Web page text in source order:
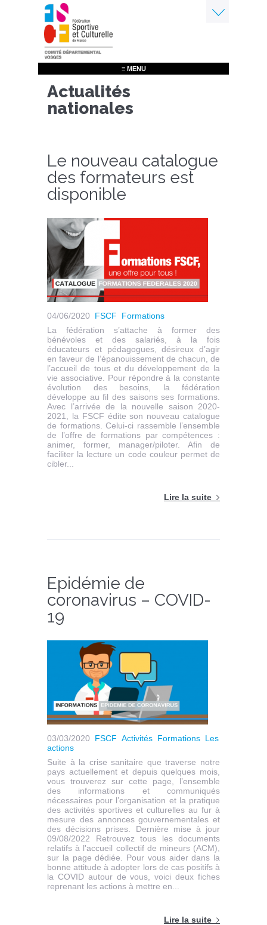
Aller
au
contenu
principal
≡ MENU
Actualités
nationales
Le nouveau catalogue
des formateurs est
disponible
04/06/2020 FSCF
Formations
La fédération s’attache à former des
bénévoles et des salariés, à la fois
éducateurs et pédagogues, désireux d’agir
en faveur de l’épanouissement de chacun, de
l’accueil de tous et du développement de la
vie associative. Pour répondre à la constante
évolution des besoins, la fédération
développe au fil des saisons ses formations.
Avec l’arrivée de la nouvelle saison 2020-
2021, la FSCF édite son nouveau catalogue
de formations. Celui-ci rassemble l’ensemble
de l’offre de formations par compétences :
animer, former, manager/piloter. Afin de
faciliter la lecture un code couleur permet de
cibler...
Lire la suite
Epidémie de
coronavirus – COVID-
19
03/03/2020 FSCF Activités Formations Les
actions
Suite à la crise sanitaire que traverse notre
pays actuellement et depuis quelques mois,
vous trouverez sur cette page, l’ensemble
des informations et communiqués
nécessaires pour l’organisation et la pratique
des activités sportives et culturelles au fur à
mesure des annonces gouvernementales et
des décisions prises. Dernière mise à jour
09/08/2022 Retrouvez tous les documents
relatifs à l'accueil collectif de mineurs (ACM),
sur la page dédiée. Pour vous aider dans la
bonne attitude à adopter lors de cas positifs à
la COVID autour de vous, voici deux fiches
reprenant les actions à mettre en...
Lire la suite